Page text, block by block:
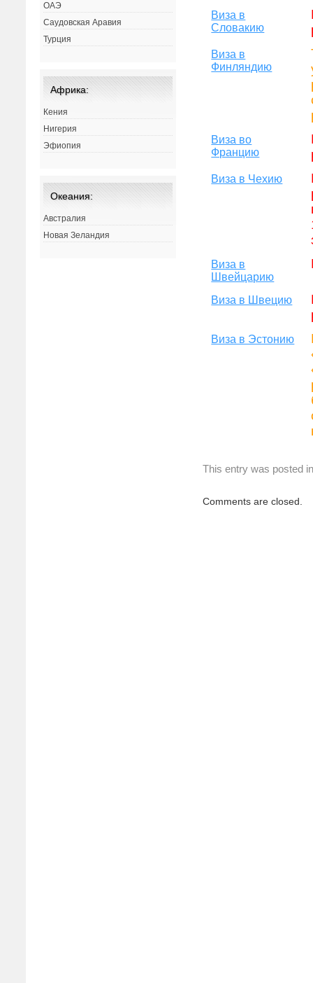
Виза в
Словакию
Виза в
Финляндию
Виза во
Францию
Виза в Чехию
Виза в
Швейцарию
Виза в Швецию
Виза в Эстонию
This entry was posted
Comments are closed.
ОАЭ
Саудовская Аравия
Турция
Африка:
Кения
Нигерия
Эфиопия
Океания:
Австралия
Новая Зеландия